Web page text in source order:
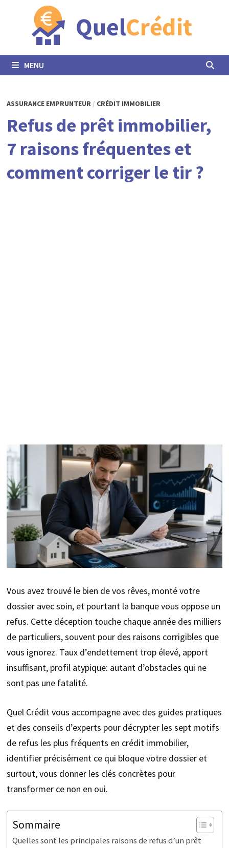
MENU
ASSURANCE EMPRUNTEUR/ CRÉDIT IMMOBILIER
Refus de prêt immobilier,
7 raisons fréquentes et
comment corriger le tir ?
Vous avez trouvé le bien de vos rêves, monté votre
dossier avec soin, et pourtant la banque vous oppose un
refus. Cette déception touche chaque année des milliers
de particuliers, souvent pour des raisons corrigibles que
vous ignorez. Taux d’endettement trop élevé, apport
insuffisant, profil atypique: autant d’obstacles qui ne
sont pas une fatalité.
Quel Crédit vous accompagne avec des guides pratiques
et des conseils d’experts pour décrypter les sept motifs
de refus les plus fréquents en crédit immobilier,
identifier précisément ce qui bloque votre dossier et
surtout, vous donner les clés concrètes pour
transformer ce non en oui.
Sommaire
Quelles sont les principales raisons de refus d’un prêt